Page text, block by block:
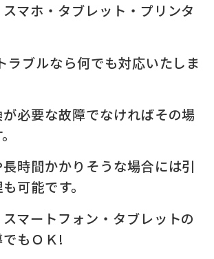
マホ・タブレット・プリンタ
ラブルなら何でも対応いたしま
必要な故障でなければその場
時間かかりそうな場合には引
可能です。
マートフォン・タブレットの
もＯＫ!